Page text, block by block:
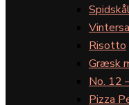
Risotto
Græsk
No. 12
Pizza